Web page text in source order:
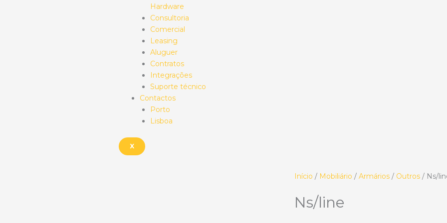
Hardware
Consultoria
Comercial
Leasing
Aluguer
Contratos
Integrações
Suporte técnico
Contactos
Porto
Lisboa
X
Início / Mobiliário / Armários / Outros / Ns/
Ns/line